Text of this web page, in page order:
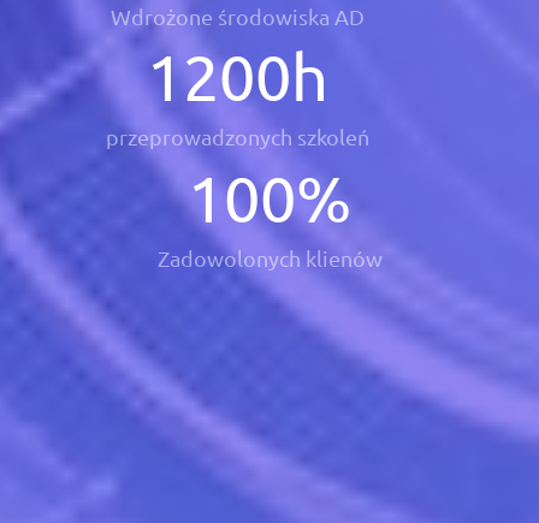
Wdrożone środowiska AD
1200h
przeprowadzonych szkoleń
100%
Zadowolonych klienów